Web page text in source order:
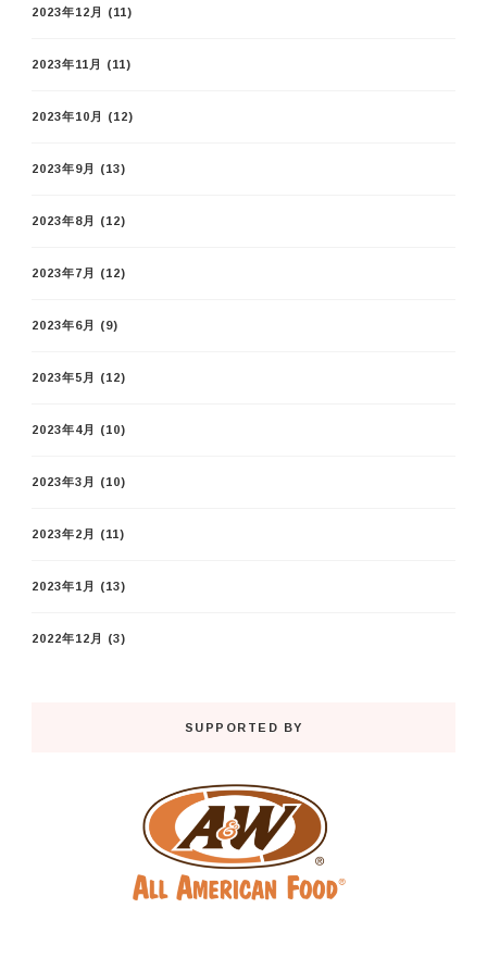
2023年12月 (11)
2023年11月 (11)
2023年10月 (12)
2023年9月 (13)
2023年8月 (12)
2023年7月 (12)
2023年6月 (9)
2023年5月 (12)
2023年4月 (10)
2023年3月 (10)
2023年2月 (11)
2023年1月 (13)
2022年12月 (3)
SUPPORTED BY